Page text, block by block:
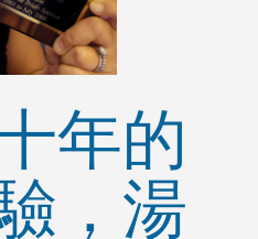
年的
，湯